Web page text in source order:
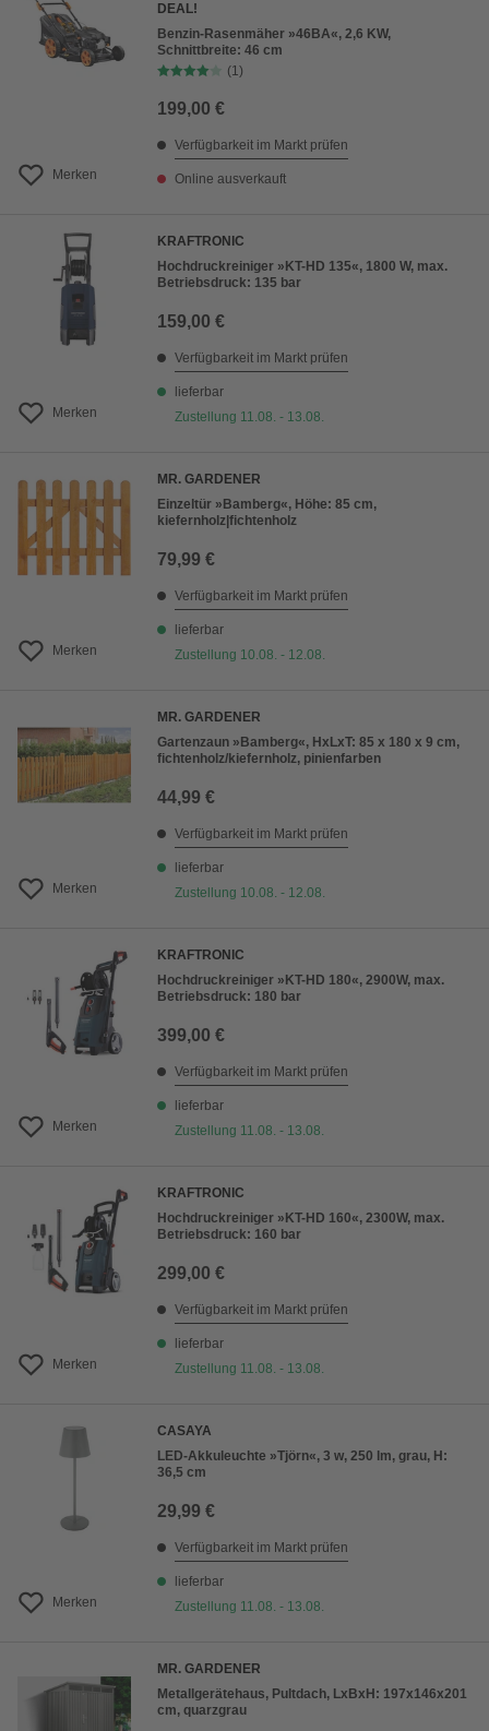
Merken
DEAL!
Benzin-Rasenmäher »46BA«, 2,6 KW,
Schnittbreite: 46 cm
(1)
199,00 €
Verfügbarkeit im Markt prüfen
Online ausverkauft
Merken
KRAFTRONIC
Hochdruckreiniger »KT-HD 135«, 1800 W, max.
Betriebsdruck: 135 bar
159,00 €
Verfügbarkeit im Markt prüfen
lieferbar
Zustellung 11.08. - 13.08.
Merken
MR. GARDENER
Einzeltür »Bamberg«, Höhe: 85 cm,
kiefernholz|fichtenholz
79,99 €
Verfügbarkeit im Markt prüfen
lieferbar
Zustellung 10.08. - 12.08.
Merken
MR. GARDENER
Gartenzaun »Bamberg«, HxLxT: 85 x 180 x 9 cm,
fichtenholz/kiefernholz, pinienfarben
44,99 €
Verfügbarkeit im Markt prüfen
lieferbar
Zustellung 10.08. - 12.08.
Merken
KRAFTRONIC
Hochdruckreiniger »KT-HD 180«, 2900W, max.
Betriebsdruck: 180 bar
399,00 €
Verfügbarkeit im Markt prüfen
lieferbar
Zustellung 11.08. - 13.08.
Merken
KRAFTRONIC
Hochdruckreiniger »KT-HD 160«, 2300W, max.
Betriebsdruck: 160 bar
299,00 €
Verfügbarkeit im Markt prüfen
lieferbar
Zustellung 11.08. - 13.08.
Merken
CASAYA
LED-Akkuleuchte »Tjörn«, 3 w, 250 lm, grau, H:
36,5 cm
29,99 €
Verfügbarkeit im Markt prüfen
lieferbar
Zustellung 11.08. - 13.08.
MR. GARDENER
Metallgerätehaus, Pultdach, LxBxH: 197x146x201
cm, quarzgrau